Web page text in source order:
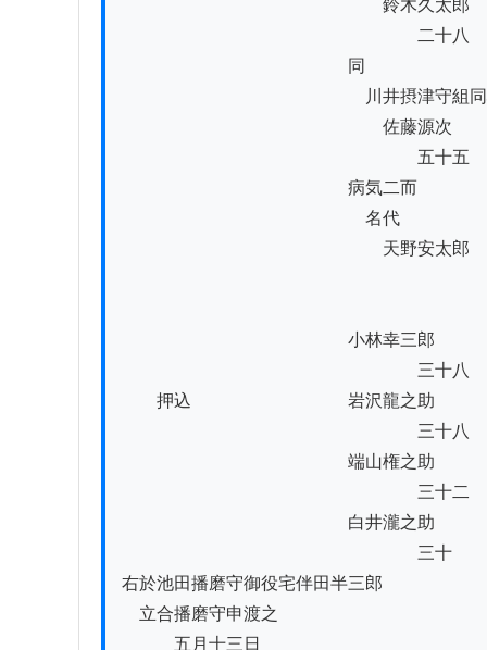
鈴木久太郎
二十八
同
川井摂津守組同
佐藤源次
五十五
病気二而
名代
天野安太郎
小林幸三郎
三十八
押込　　　　　　　　　岩沢龍之助
三十八
端山権之助
三十二
白井瀧之助
三十
右於池田播磨守御役宅伴田半三郎
立合播磨守申渡之
五月十三日